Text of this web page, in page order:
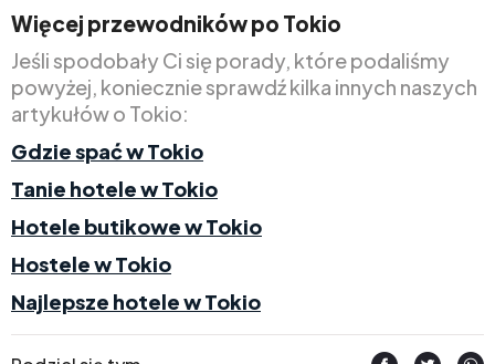
Więcej przewodników po Tokio
Jeśli spodobały Ci się porady, które podaliśmy
powyżej, koniecznie sprawdź kilka innych naszych
artykułów o Tokio:
Gdzie spać w Tokio
Tanie hotele w Tokio
Hotele butikowe w Tokio
Hostele w Tokio
Najlepsze hotele w Tokio